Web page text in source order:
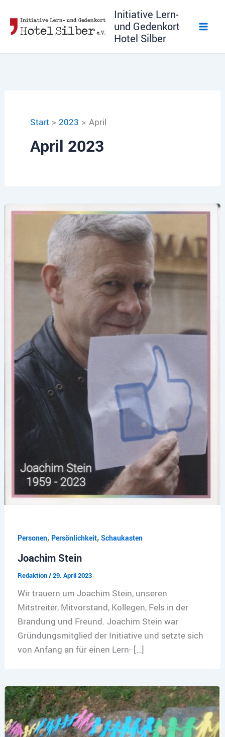
Inhalt
springen
Initiative Lern-
und Gedenkort
Hotel Silber
Start 2023 April
April 2023
Personen, Persönlichkeit, Schaukasten
Joachim Stein
Redaktion/29. April 2023
Wir trauern um Joachim Stein, unseren
Mitstreiter, Mitvorstand, Kollegen, Fels in der
Brandung und Freund. Joachim Stein war
Gründungsmitglied der Initiative und setzte sich
von Anfang an für einen Lern- […]